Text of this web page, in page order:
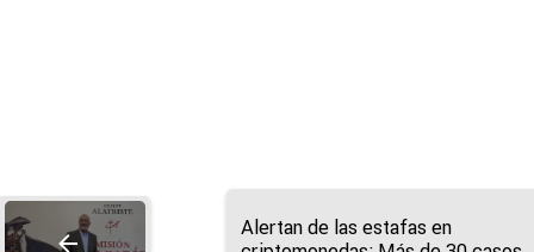
Alertan de las estafas en